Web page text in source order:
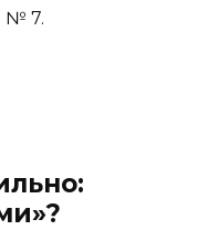
№ 7.